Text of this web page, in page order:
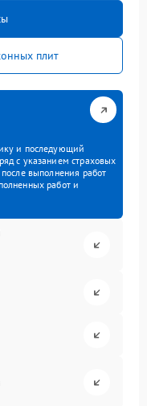
плит
и последующий
с указанием страховых
выполнения работ
работ и